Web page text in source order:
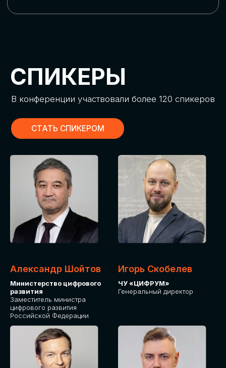
Александр Шойтов
Министерство цифрового
развития
Заместитель министра
цифрового развития
Российской Федерации
Игорь Скобелев
ЧУ «ЦИФРУМ»
Генеральный директор